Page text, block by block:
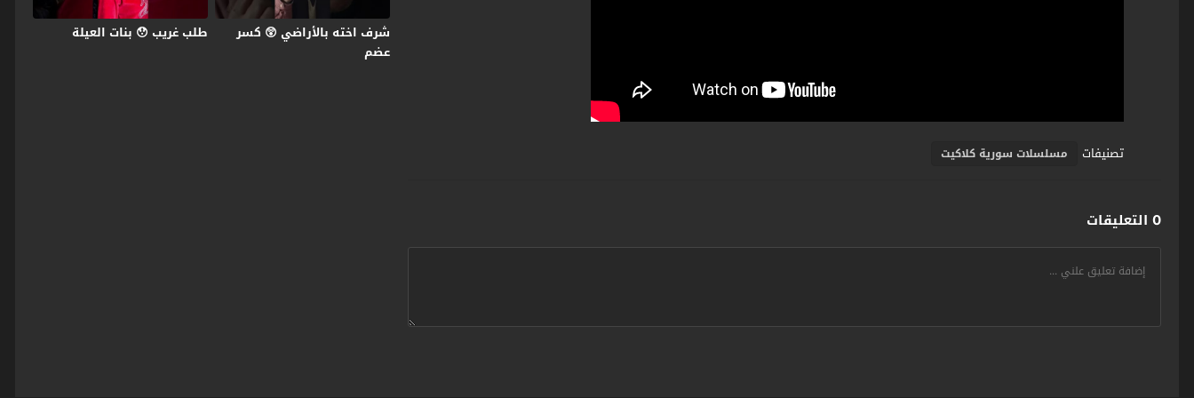
تصنيفات مسلسلات سورية كلاكيت
0 التعليقات
شرف اخته بالأراضي 😲 كسر
عضم
طلب غريب 😯 بنات العيلة